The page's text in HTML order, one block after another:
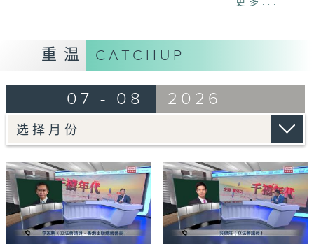
访问：立法会议员、香港出版总会会长 李家驹
主题：教资会统计 八大学士毕业生平均年薪达
访问：香港人力资源管理学会副会长 陆国坤
主题：警方全港多区执法 打击非法驾驶电动可
移动工具
访问：新界东南立法会议员 方国珊
Tag: 萧洛汶,FM926香港电台第一台,公共事
务专页,千禧年代,港台电视31
重温 CATCHUP
07 - 08 2026